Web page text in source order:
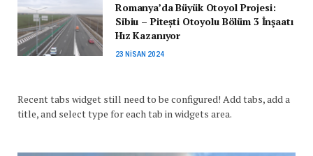
Romanya’da Büyük Otoyol Projesi:
Sibiu – Pitești Otoyolu Bölüm 3 İnşaatı
Hız Kazanıyor
23 NISAN 2024
Recent tabs widget still need to be configured! Add tabs, add a
title, and select type for each tab in widgets area.